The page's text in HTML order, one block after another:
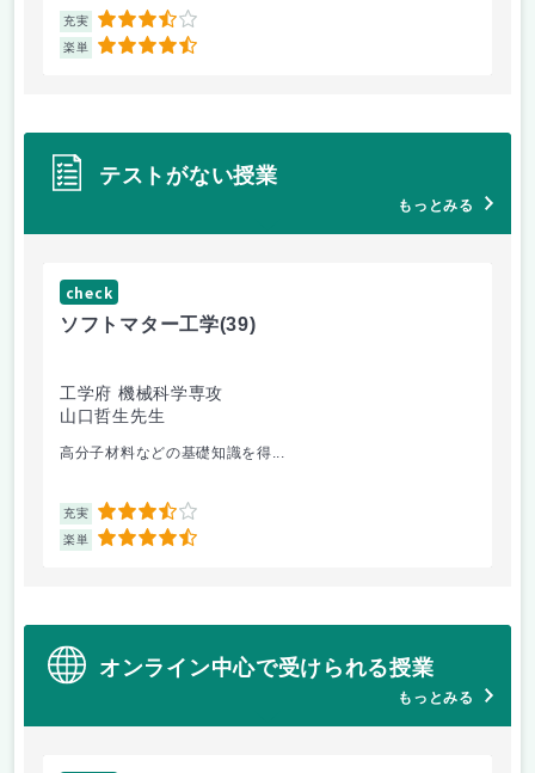
充実 3.5
楽単 4.5
テストがない授業
もっとみる
check
ソフトマター工学(39)
工学府 機械科学専攻
山口哲生先生
高分子材料などの基礎知識を得...
充実 3.5
楽単 4.5
オンライン中心で受けられる授業
もっとみる